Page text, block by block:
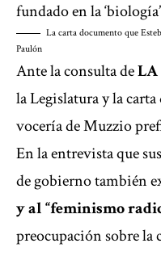
fundado en la
La carta documento que
Paulón
Ante la consulta deLA
la Legislatura y la
vocería de Muzzio
En la entrevista que
de gobierno también
y al “feminismo
preocupación sobre la